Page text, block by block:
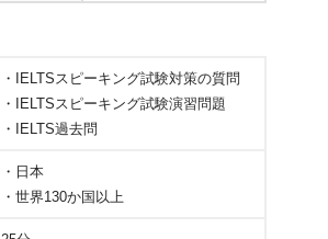
・IELTSスピーキング試験対策の質問
・IELTSスピーキング試験演習問題
・IELTS過去問
・日本
・世界130か国以上